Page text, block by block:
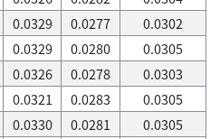
0.0329 0.0277
0.0302
0.0329 0.0280
0.0305
0.0326 0.0278
0.0303
0.0321 0.0283
0.0305
0.0330 0.0281
0.0305